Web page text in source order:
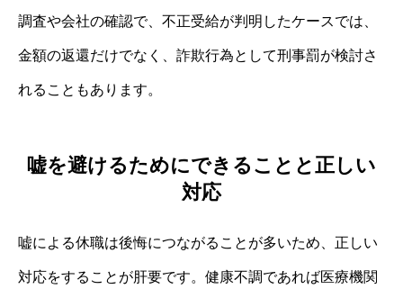
調査や会社の確認で、不正受給が判明したケースでは、
金額の返還だけでなく、詐欺行為として刑事罰が検討さ
れることもあります。
嘘を避けるためにできることと正しい
対応
嘘による休職は後悔につながることが多いため、正しい
対応をすることが肝要です。健康不調であれば医療機関